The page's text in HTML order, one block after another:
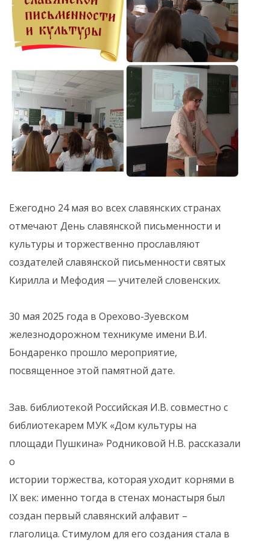
Ежегодно 24 мая во всех славянских странах
отмечают День славянской письменности и
культуры и торжественно прославляют
создателей славянской письменности святых
Кирилла и Мефодия — учителей словенских.
30 мая 2025 года в Орехово-Зуевском
железнодорожном техникуме имени В.И.
Бондаренко прошло мероприятие,
посвященное этой памятной дате.
Зав. библиотекой Российская И.В. совместно с
библиотекарем МУК «Дом культуры на
площади Пушкина» Родниковой Н.В. рассказали
о
истории торжества, которая уходит корнями в
IX век: именно тогда в стенах монастыря был
создан первый славянский алфавит –
глаголица. Стимулом для его создания стала в